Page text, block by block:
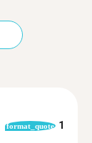
format_quote 1